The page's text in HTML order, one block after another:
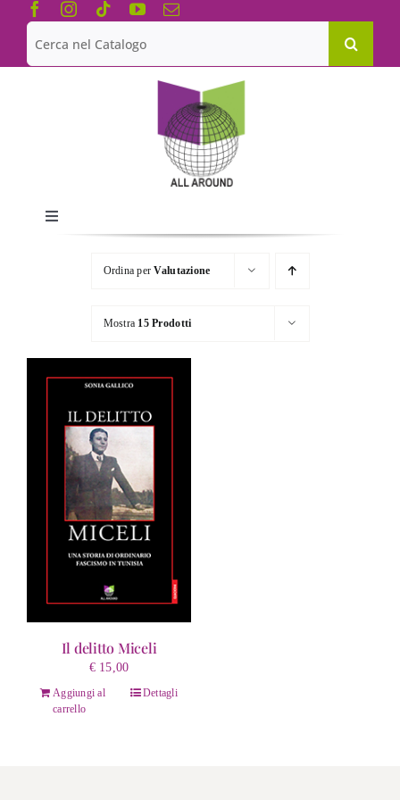
Salta
contenuto
Cerca
per:
Toggle
Navigation
Chi siamo
Le Collane
Catalogo
Ordina perValutazione
Mostra 15 Prodotti
Il delitto Miceli
€15,00
Aggiungi al
carrello
Dettagli